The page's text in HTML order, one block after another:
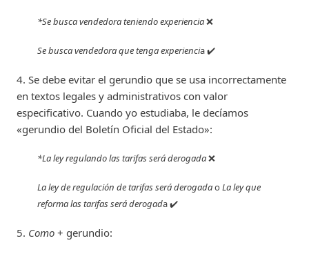
*Se busca vendedora teniendo experiencia❌
Se busca vendedora que tenga experiencia ✔️
4. Se debe evitar el gerundio que se usa incorrectamente
en textos legales y administrativos con valor
especificativo. Cuando yo estudiaba, le decíamos
«gerundio del Boletín Oficial del Estado»:
*La ley regulando las tarifas será derogada❌
La ley de regulación de tarifas será derogadaoLa ley que
reforma las tarifas será derogada ✔️
5. Como + gerundio: